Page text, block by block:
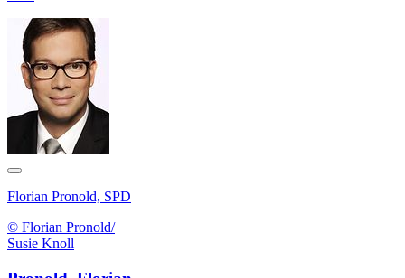
Florian Pronold, SPD
© Florian Pronold/
Susie Knoll